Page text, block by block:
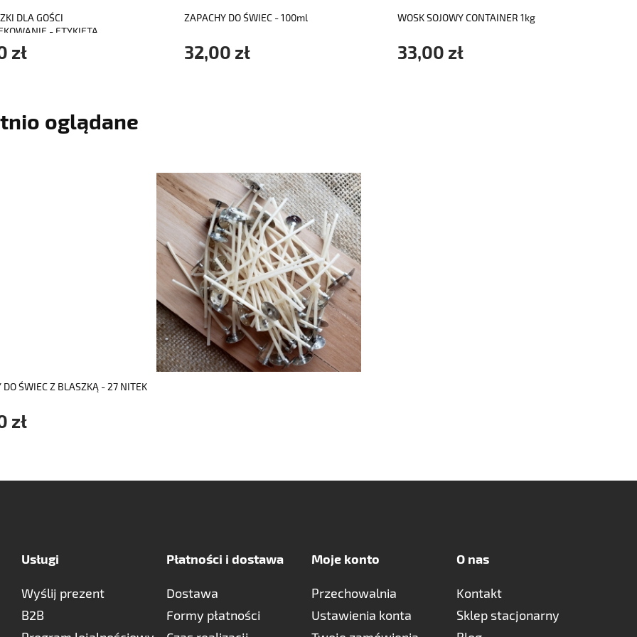
DLA GOŚCI
- ETYKIETA
zł
ZAPACHY DO ŚWIEC - 100ml
32,00 zł
WOSK SOJOWY CONTAINER 1kg
33,00 zł
oglądane
DO ŚWIEC Z BLASZKĄ - 27 NITEK
zł
do koszyka
Usługi
Wyślij prezent
B2B
Płatności i dostawa
Dostawa
Formy płatności
Moje konto
Przechowalnia
Ustawienia konta
O nas
Kontakt
Sklep stacjonarny